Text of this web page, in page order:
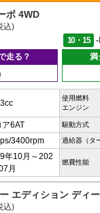
ボ 4WD
込)
10・15
走る？
満
使用燃料
エンジン
ア6AT 駆動方式
3400rpm 過給器（タ
年10月～202
月
燃費性能
エディション ディ
込)